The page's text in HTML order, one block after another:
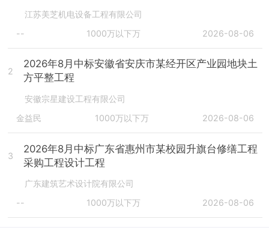
江苏美芝机电设备工程有限公司
--
1000万以下万 2026-08-06
2
2026年8月中标安徽省安庆市某经开区产业园地块土
方平整工程
安徽宗星建设工程有限公司
金益民
1000万以下万 2026-08-06
3
2026年8月中标广东省惠州市某校园升旗台修缮工程
采购工程设计工程
广东建筑艺术设计院有限公司
--
1000万以下万 2026-08-06